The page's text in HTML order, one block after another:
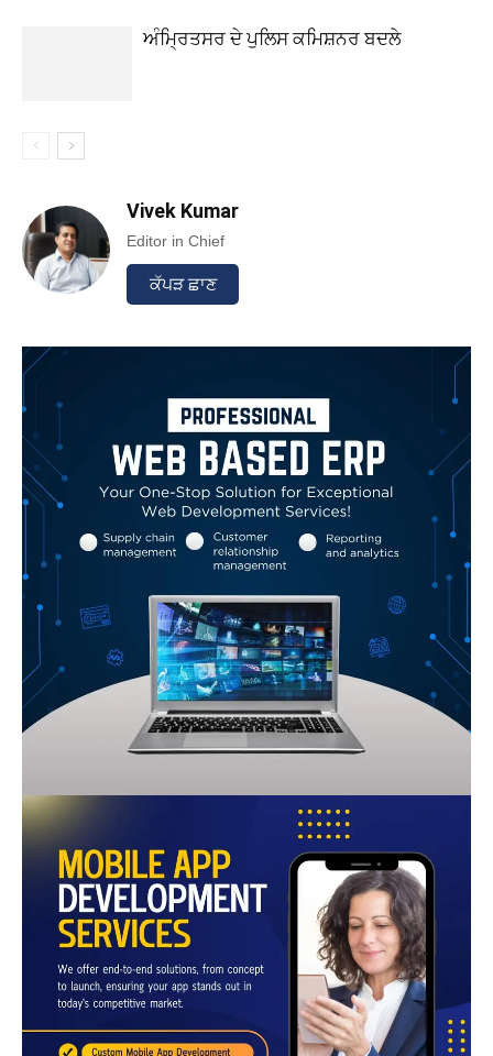
ਅੰਮ੍ਰਿਤਸਰ ਦੇ ਪੁਲਿਸ ਕਮਿਸ਼ਨਰ ਬਦਲੇ
Vivek Kumar
Editor in Chief
ਕੱਪੜ ਛਾਣ